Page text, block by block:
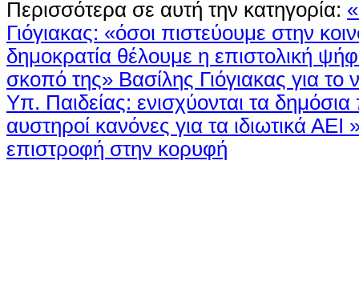
Περισσότερα σε αυτή την κατηγορία:
Γιόγιακας: «όσοι πιστεύουμε στην
δημοκρατία θέλουμε η επιστολική
σκοπό της» Βασίλης Γιόγιακας για το
Υπ. Παιδείας: ενισχύονται τα δημόσια
αυστηροί κανόνες για τα ιδιωτικά ΑΕΙ
επιστροφή στην κορυφή